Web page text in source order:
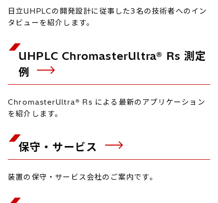
日立UHPLCの開発設計に従事した3名の技術者へのイン
タビューを紹介します。
UHPLC ChromasterUltra® Rs 測定
例
ChromasterUltra® Rs による最新のアプリケーション
を紹介します。
保守・サービス
装置の保守・サービス会社のご案内です。